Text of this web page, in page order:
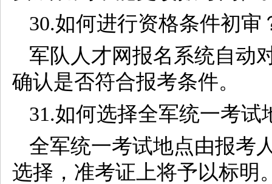
30.如何进行资格条件初审
军队人才网报名系统自动
确认是否符合报考条件。
31.如何选择全军统一考试
全军统一考试地点由报考
选择，准考证上将予以标明